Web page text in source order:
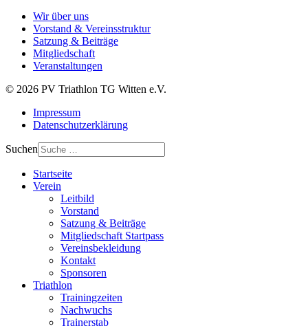
Wir über uns
Vorstand & Vereinsstruktur
Satzung & Beiträge
Mitgliedschaft
Veranstaltungen
© 2026 PV Triathlon TG Witten e.V.
Impressum
Datenschutzerklärung
Suchen
Startseite
Verein
Leitbild
Vorstand
Satzung & Beiträge
Mitgliedschaft Startpass
Vereinsbekleidung
Kontakt
Sponsoren
Triathlon
Trainingzeiten
Nachwuchs
Trainerstab